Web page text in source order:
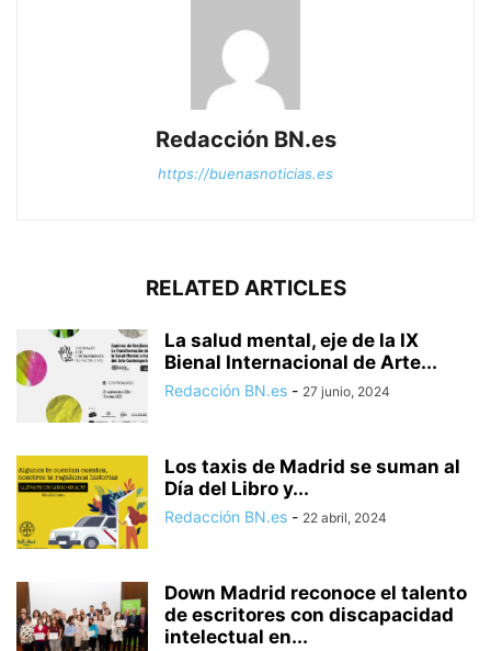
Redacción BN.es
https://buenasnoticias.es
RELATED ARTICLES
La salud mental, eje de la IX
Bienal Internacional de Arte...
Redacción BN.es - 27 junio, 2024
Los taxis de Madrid se suman al
Día del Libro y...
Redacción BN.es - 22 abril, 2024
Down Madrid reconoce el talento
de escritores con discapacidad
intelectual en...